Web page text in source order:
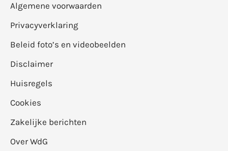
Algemene voorwaarden
Privacyverklaring
Beleid foto’s en videobeelden
Disclaimer
Huisregels
Cookies
Zakelijke berichten
Over WdG